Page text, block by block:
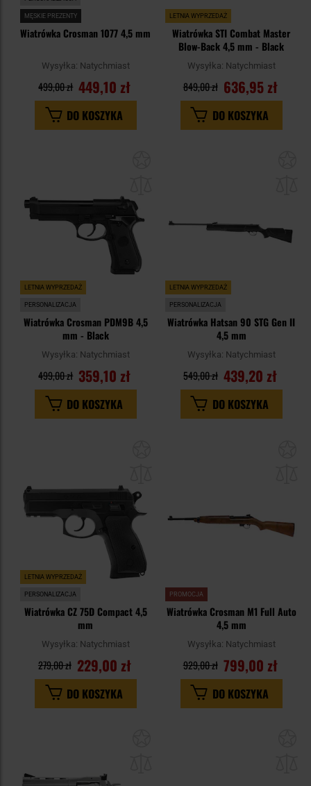
MĘSKIE PREZENTY
Wiatrówka Crosman 1077 4,5 mm
Wysyłka: Natychmiast
449,10 zł
499,00 zł
DO KOSZYKA
LETNIA WYPRZEDAŻ
Wiatrówka STI Combat Master
Blow-Back 4,5 mm - Black
Wysyłka: Natychmiast
636,95 zł
849,00 zł
DO KOSZYKA
LETNIA WYPRZEDAŻ
PERSONALIZACJA
Wiatrówka Crosman PDM9B 4,5
mm - Black
Wysyłka: Natychmiast
359,10 zł
499,00 zł
DO KOSZYKA
LETNIA WYPRZEDAŻ
PERSONALIZACJA
Wiatrówka Hatsan 90 STG Gen II
4,5 mm
Wysyłka: Natychmiast
439,20 zł
549,00 zł
DO KOSZYKA
LETNIA WYPRZEDAŻ
PERSONALIZACJA
Wiatrówka CZ 75D Compact 4,5
mm
Wysyłka: Natychmiast
229,00 zł
279,00 zł
DO KOSZYKA
PROMOCJA
Wiatrówka Crosman M1 Full Auto
4,5 mm
Wysyłka: Natychmiast
799,00 zł
929,00 zł
DO KOSZYKA